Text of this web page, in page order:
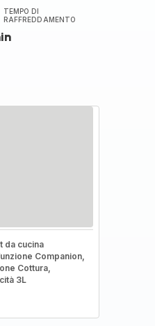
TEMPO DI
RAFFREDDAMENTO
da cucina
Companion,
Cottura,
3L